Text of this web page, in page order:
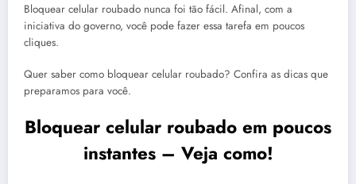
Bloquear celular roubado nunca foi tão fácil. Afinal, com a
iniciativa do governo, você pode fazer essa tarefa em poucos
cliques.
Quer saber como bloquear celular roubado? Confira as dicas que
preparamos para você.
Bloquear celular roubado em poucos
instantes – Veja como!